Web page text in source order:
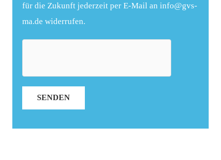
für die Zukunft jederzeit per E-Mail an info@gvs-
ma.de widerrufen.
SENDEN